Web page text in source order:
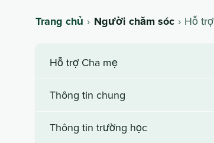
Trang chủ Người chăm sóc Hỗ
Hỗ trợ Cha mẹ
Thông tin chung
Thông tin trường học